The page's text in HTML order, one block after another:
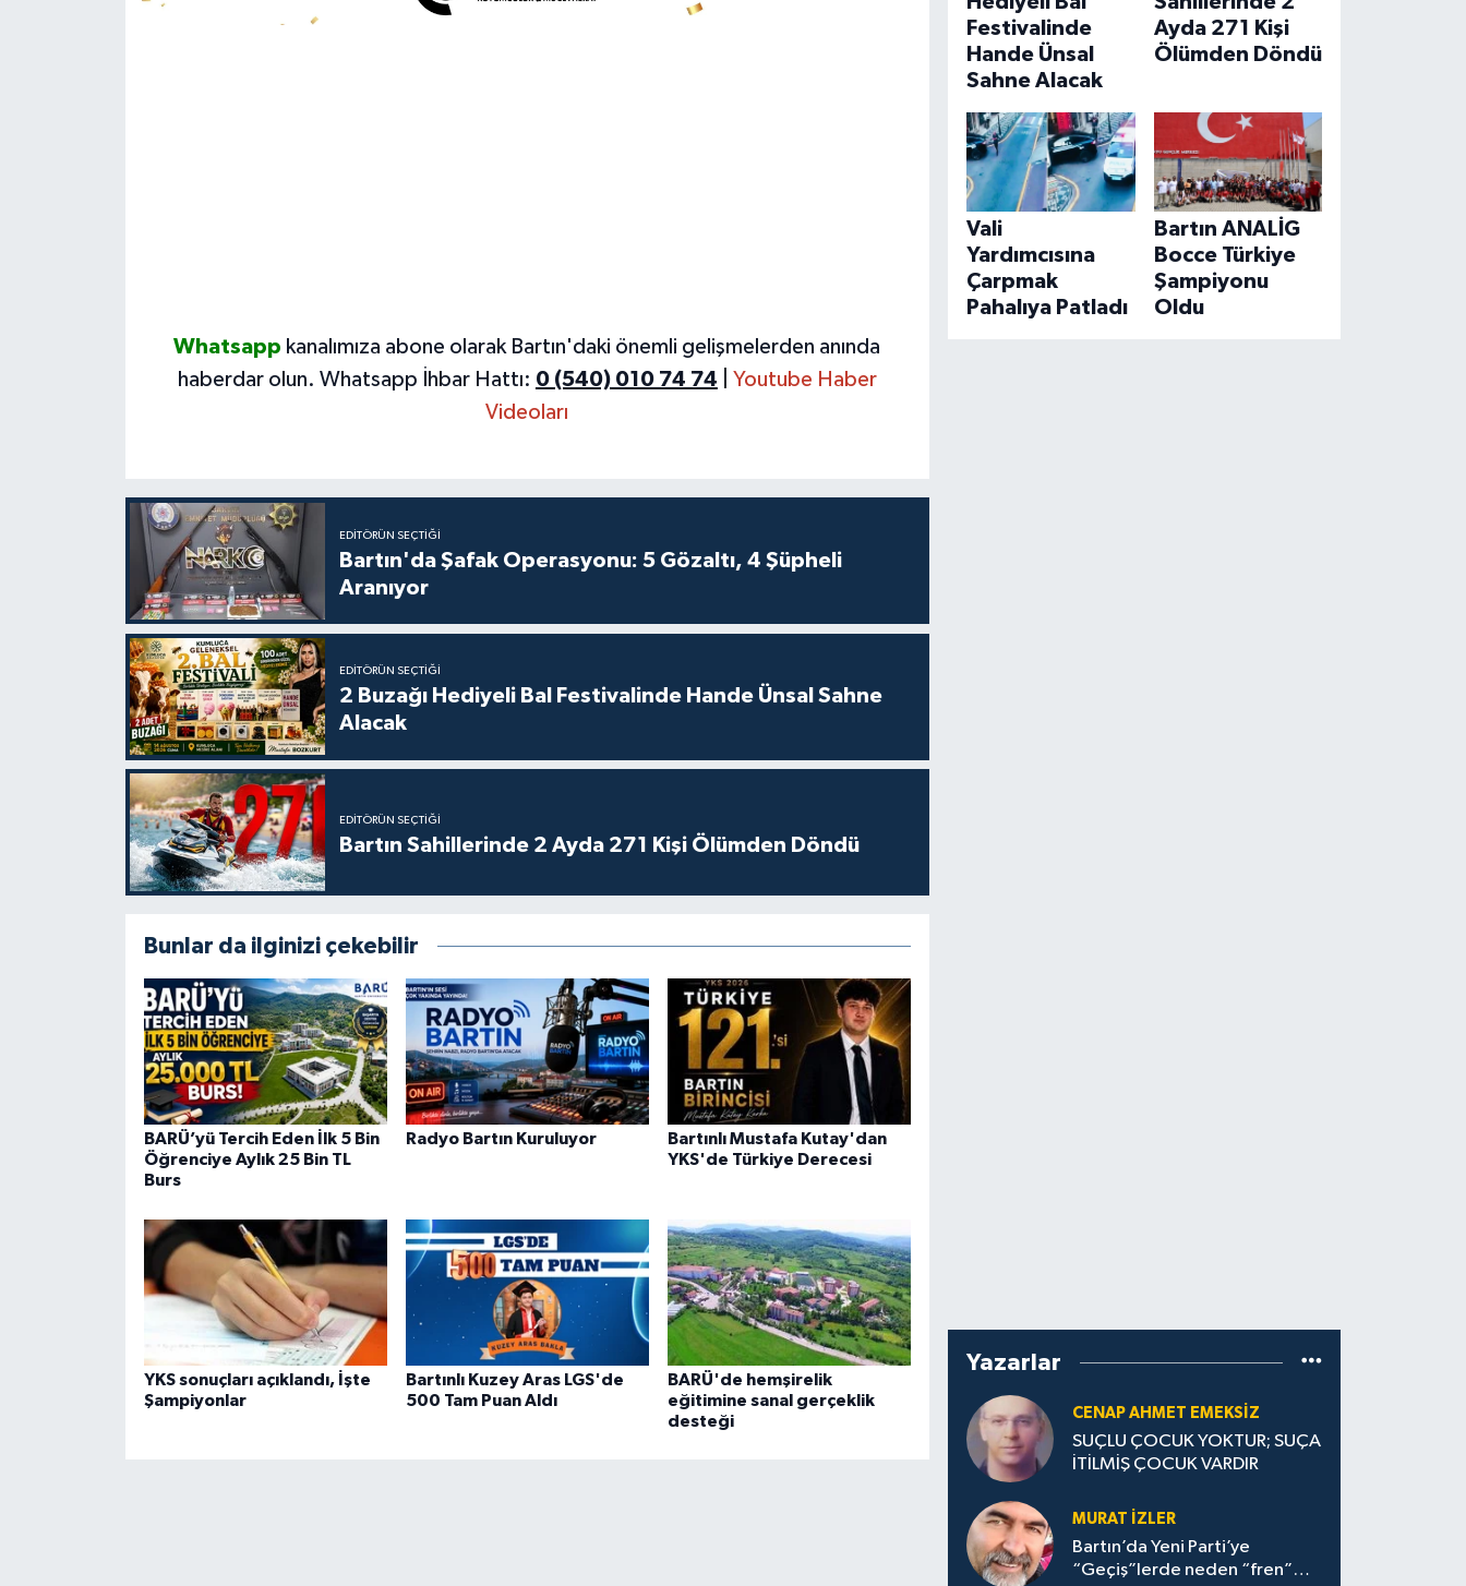
Whatsapp kanalımıza abone olarak Bartın'daki önemli gelişmelerden anında
haberdar olun. Whatsapp İhbar Hattı: 0 (540) 010 74 74
Youtube Haber
Videoları
EDITÖRÜN SEÇTIĞI
Bartın'da Şafak Operasyonu: 5 Gözaltı, 4 Şüpheli
Aranıyor
EDITÖRÜN SEÇTIĞI
2 Buzağı Hediyeli Bal Festivalinde Hande Ünsal Sahne
Alacak
EDITÖRÜN SEÇTIĞI
Bartın Sahillerinde 2 Ayda 271 Kişi Ölümden Döndü
Bunlar da ilginizi çekebilir
BARÜ’yü Tercih Eden İlk 5 Bin
Öğrenciye Aylık 25 Bin TL
Burs
Radyo Bartın Kuruluyor
Bartınlı Mustafa Kutay'dan
YKS'de Türkiye Derecesi
YKS sonuçları açıklandı, İşte
Şampiyonlar
Bartınlı Kuzey Aras LGS'de
500 Tam Puan Aldı
BARÜ'de hemşirelik
eğitimine sanal gerçeklik
desteği
Festivalinde
Hande Ünsal
Sahne Alacak
Ayda 271 Kişi
Ölümden Döndü
Vali
Yardımcısına
Çarpmak
Pahalıya Patladı
Bartın ANALİG
Bocce Türkiye
Şampiyonu
Oldu
Yazarlar
CENAP AHMET EMEKSİZ
SUÇLU ÇOCUK YOKTUR; SUÇA
İTİLMİŞ ÇOCUK VARDIR
MURAT İZLER
Bartın’da Yeni Parti’ye
“Geçiş”lerde neden “fren”